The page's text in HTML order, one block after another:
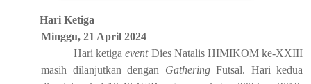
Hari Ketiga
Minggu,21 April 2024
Hari ketigaeventDies Natalis HIMIKOM ke-XXIII
masih dilanjutkan dengan GatheringFutsal. Hari kedua